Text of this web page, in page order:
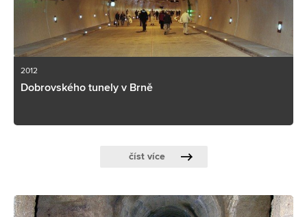
2012
Dobrovského tunely v Brně
číst více